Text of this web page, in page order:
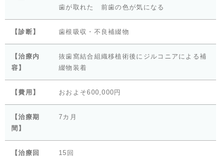
歯が取れた 前歯の色が気になる
【診断】 歯根吸収・不良補綴物
【治療内
容】
抜歯窩結合組織移植術後にジルコニアによる補
綴物装着
【費用】 おおよそ600,000円
【治療期
間】
7カ月
【治療回
15回